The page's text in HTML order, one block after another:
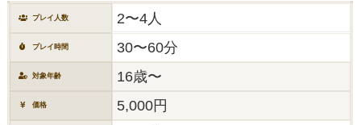
プレイ人数 2〜4人
プレイ時間 30〜60分
対象年齢 16歳〜
価格 5,000円